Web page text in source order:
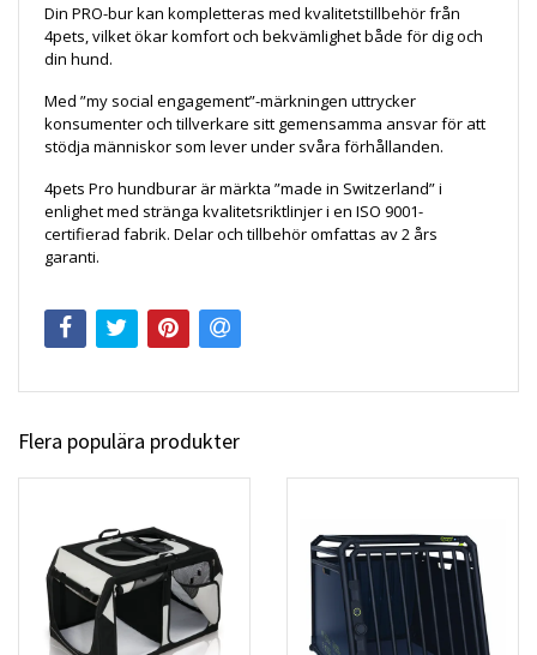
Din PRO-bur kan kompletteras med kvalitetstillbehör från
4pets, vilket ökar komfort och bekvämlighet både för dig och
din hund.
Med ”my social engagement”-märkningen uttrycker
konsumenter och tillverkare sitt gemensamma ansvar för att
stödja människor som lever under svåra förhållanden.
4pets Pro hundburar är märkta ”made in Switzerland” i
enlighet med stränga kvalitetsriktlinjer i en ISO 9001-
certifierad fabrik. Delar och tillbehör omfattas av 2 års
garanti.
Flera populära produkter